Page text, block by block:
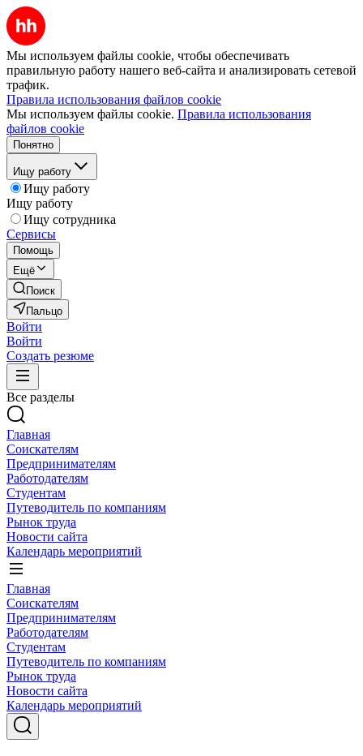
Мы используем файлы cookie, чтобы обеспечивать
правильную работу нашего веб-сайта и анализировать сетевой
трафик.
Правила использования файлов cookie
Мы используем файлы cookie. Правила использования
файлов cookie
Понятно
Ищу работу
Ищу работу
Ищу работу
Ищу сотрудника
Сервисы
Помощь
Ещё
Поиск
Пальцо
Войти
Войти
Создать резюме
Все разделы
Главная
Соискателям
Предпринимателям
Работодателям
Студентам
Путеводитель по компаниям
Рынок труда
Новости сайта
Календарь мероприятий
Главная
Соискателям
Предпринимателям
Работодателям
Студентам
Путеводитель по компаниям
Рынок труда
Новости сайта
Календарь мероприятий